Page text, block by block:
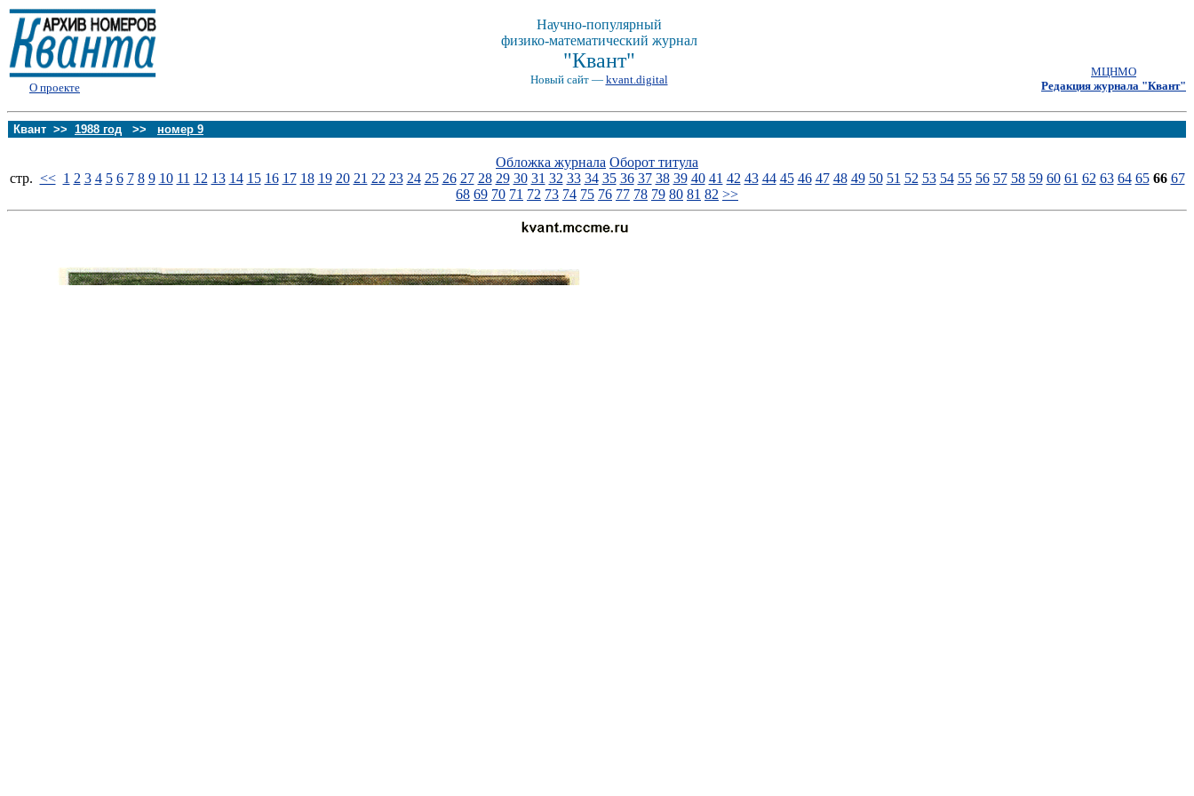
О проекте
Научно-популярный
физико-математический журнал
"Квант"
Новый сайт — kvant.digital
МЦНМО
Редакция журнала "Квант"
Квант >> 1988 год >> номер 9
Обложка журнала Оборот титула
стp. << 1 2 3 4 5 6 7 8 9 10 11 12 13 14 15 16 17 18 19 20 21 22 23 24 25 26 27 28 29 30 31 32 33 34 35 36 37 38 39 40 41 42 43 44 45 46 47 48 49 50 51 52 53 54 55 56 57 58 59 60 61 62 63 64 65 66 67
68 69 70 71 72 73 74 75 76 77 78 79 80 81 82 >>